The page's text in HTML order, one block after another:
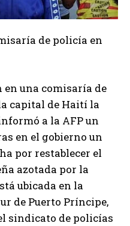
de policía en
una comisaría de
capital de Haití la
a la AFP un
en el gobierno un
por restablecer el
azotada por la
ubicada en la
de Puerto Príncipe,
sindicato de policías